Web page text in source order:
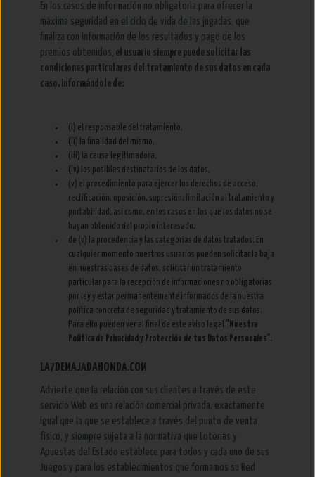
En los casos de información no obligatoria para ofrecer la
máxima seguridad en el ciclo de vida de las jugadas, que
finaliza con información de los resultados y pago de los
premios obtenidos, el usuario siempre puede solicitar las
condiciones particulares del tratamiento de sus datos en cada
caso, informándole de:
(i) el responsable del tratamiento,
(ii) la finalidad del mismo,
(iii) la causa legitimadora,
(iv) los posibles destinatarios de los datos,
(v) el procedimiento para ejercer los derechos de acceso,
rectificación, oposición, supresión, limitación al tratamiento y
portabilidad, así como, en los casos en los que los datos no se
hayan obtenido del propio interesado,
de (v) la procedencia y las categorías de datos tratados. En
cualquier momento nuestros usuarios pueden solicitar la baja
en nuestras bases de datos, solicitar un tratamiento
particular para la recepción de informaciones no obligatorias
por ley y estar permanentemente informados de la nuestra
política concreta de seguridad y tratamiento de sus datos.
Para ello pueden ver al final de este aviso legal " Nuestra
Política de Privacidad y Protección de tus Datos Personales".
LA7DEMAJADAHONDA.COM
Advierte que la relación con sus clientes a través de este
servicio Web es una relación comercial privada, exactamente
igual que la que se establece a través del punto de venta
físico, y siempre sujeta a la normativa que Loterías y
Apuestas del Estado establece para todos y cada uno de sus
Juegos y para los establecimientos que formamos su Red